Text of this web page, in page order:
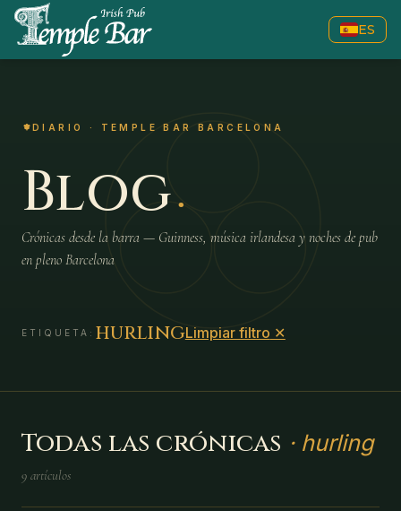
ES
DIARIO · TEMPLE BAR BARCELONA
Blog.
Crónicas desde la barra — Guinness, música irlandesa y noches de pub
en pleno Barcelona
ETIQUETA: hurlingLimpiar filtro ✕
Todas las crónicas · hurling
9 artículos